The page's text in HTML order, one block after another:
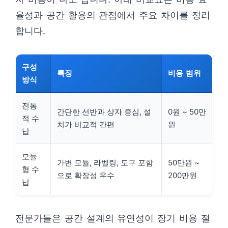
율성과 공간 활용의 관점에서 주요 차이를 정리
합니다.
구성
방식
특징 비용 범위
전통
적 수
납
간단한 선반과 상자 중심, 설
치가 비교적 간편
0원 ~ 50만
원
모듈
형 수
납
가변 모듈, 라벨링, 도구 포함
으로 확장성 우수
50만원 ~
200만원
전문가들은 공간 설계의 유연성이 장기 비용 절